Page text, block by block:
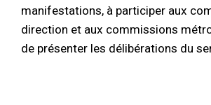
manifestations, à participer aux
direction et aux commissions
de présenter les délibérations du